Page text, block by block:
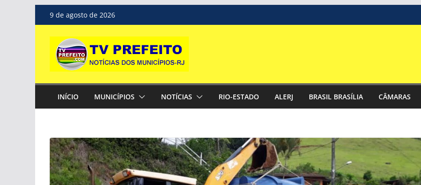
Pular
para
conteúdo
9 de agosto de 2026
INÍCIO MUNICÍPIOS NOTÍCIAS RIO-ESTADO ALERJ BRASIL BRASÍLIA CÂMARAS